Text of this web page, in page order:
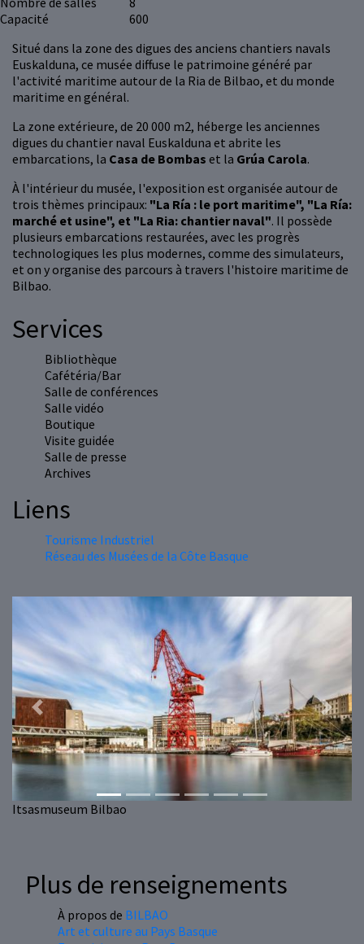
Situé dans la zone des digues des anciens chantiers navals
Euskalduna, ce musée diffuse le patrimoine généré par
l'activité maritime autour de la Ria de Bilbao, et du monde
maritime en général.
La zone extérieure, de 20 000 m2, héberge les anciennes
digues du chantier naval Euskalduna et abrite les
embarcations, la Casa de Bombas et la Grúa Carola.
À l'intérieur du musée, l'exposition est organisée autour de
trois thèmes principaux: "La Ría : le port maritime", "La Ría:
marché et usine", et "La Ria: chantier naval". Il possède
plusieurs embarcations restaurées, avec les progrès
technologiques les plus modernes, comme des simulateurs,
et on y organise des parcours à travers l'histoire maritime de
Bilbao.
Capacité
600
Services
Bibliothèque
Cafétéria/Bar
Salle de conférences
Salle vidéo
Boutique
Visite guidée
Salle de presse
Archives
Liens
Tourisme Industriel
Réseau des Musées de la Côte Basque
Itsasmuseum Bilbao
Previous Next
Plus de renseignements
À propos de BILBAO
Art et culture au Pays Basque